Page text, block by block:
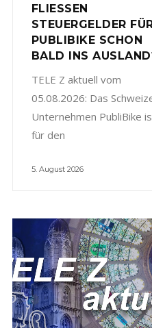
FLIESSEN
STEUERGELDER
PUBLIBIKE SCHON
BALD INS
TELE Z aktuell vom
05.08.2026: Das
Unternehmen PubliBike
für den
5. August 2026